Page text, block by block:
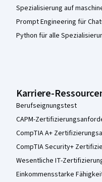
Spezialisierung auf
Prompt Engineering für
Python für alle
Karriere-
Berufseignungstest
CAPM-
CompTIA A+
CompTIA Security+
Wesentliche IT-
Einkommensstarke